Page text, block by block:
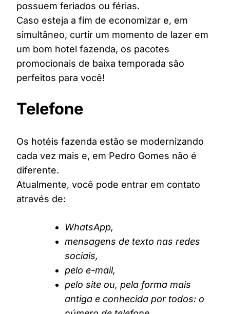
possuem feriados ou férias.
Caso esteja a fim de economizar e, em
simultâneo, curtir um momento de lazer em
um bom hotel fazenda, os pacotes
promocionais de baixa temporada são
perfeitos para você!
Telefone
Os hotéis fazenda estão se modernizando
cada vez mais e, em Pedro Gomes não é
diferente.
Atualmente, você pode entrar em contato
através de:
WhatsApp,
mensagens de texto nas redes
sociais,
pelo e-mail,
pelo site ou, pela forma mais
antiga e conhecida por todos: o